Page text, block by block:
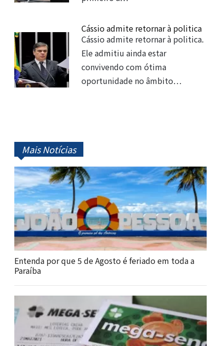
Cássio admite retornar à politica
Cássio admite retornar à politica.
Ele admitiu ainda estar
convivendo com ótima
oportunidade no âmbito…
Mais Notícias
Entenda por que 5 de Agosto é feriado em toda a
Paraíba